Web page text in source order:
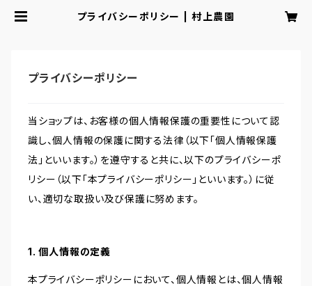
プライバシーポリシー | 村上農園
プライバシーポリシー
当ショップは、お客様の個人情報保護の重要性について認
識し、個人情報の保護に関する法律（以下「個人情報保護
法」といいます。）を遵守すると共に、以下のプライバシーポ
リシー（以下「本プライバシーポリシー」といいます。）に従
い、適切な取扱い及び保護に努めます。
1. 個人情報の定義
本プライバシーポリシーにおいて、個人情報とは、個人情報